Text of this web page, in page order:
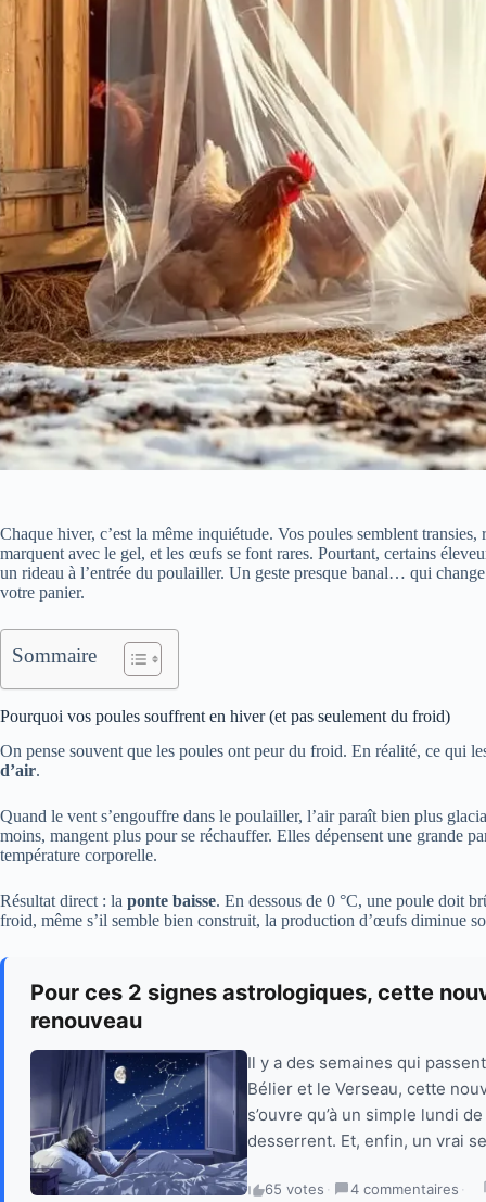
Chaque hiver, c’est la même inquiétude. Vos poules semblent
marquent avec le gel, et les œufs se font rares. Pourtant, certains
un rideau à l’entrée du poulailler. Un geste presque banal… qui
votre panier.
Sommaire
Pourquoi vos poules souffrent en hiver (et pas seulement du froid)
On pense souvent que les poules ont peur du froid. En réalité, ce qui
d’air.
Quand le vent s’engouffre dans le poulailler, l’air paraît bien plus
moins, mangent plus pour se réchauffer. Elles dépensent une grande
température corporelle.
Résultat direct : la ponte baisse. En dessous de 0 °C, une poule doit
froid, même s’il semble bien construit, la production d’œufs diminue
Pour ces 2 signes astrologiques, cette
renouveau
Il y a des semaines qui
Bélier et le Verseau, cette
s’ouvre qu’à un simple lundi
desserrent. Et, enfin, un vrai
65 votes · 4 commentaires ·